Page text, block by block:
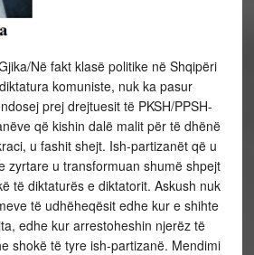
Në fakt klasë politike në Shqipëri
komuniste, nuk ka pasur
prej drejtuesit të PKSH/PPSH-
që kishin dalë malit për të dhënë
u fashit shejt. Ish-partizanët që u
zyrtare u transformuan shumë shpejt
të diktaturës e diktatorit. Askush nuk
të udhëheqësit edhe kur e shihte
edhe kur arrestoheshin njerëz të
shokë të tyre ish-partizanë. Mendimi